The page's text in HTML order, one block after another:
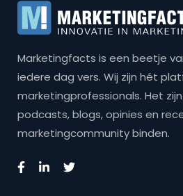
Marketingfacts is een beetje
iedere dag vers. Wij zijn hét
marketingprofessionals. Het
podcasts, blogs, opinies en
marketingcommunity binden.